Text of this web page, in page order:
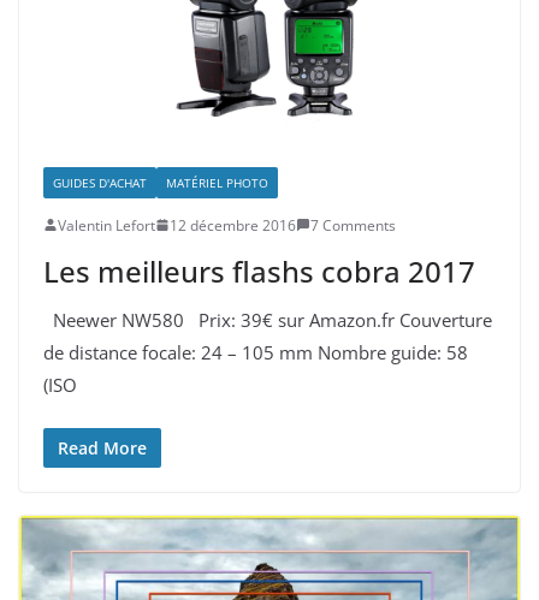
GUIDES D'ACHAT MATÉRIEL PHOTO
Valentin Lefort 12 décembre 2016 7 Comments
Les meilleurs flashs cobra 2017
Neewer NW580 Prix: 39€ sur Amazon.fr Couverture
de distance focale: 24 – 105 mm Nombre guide: 58
(ISO
Read More